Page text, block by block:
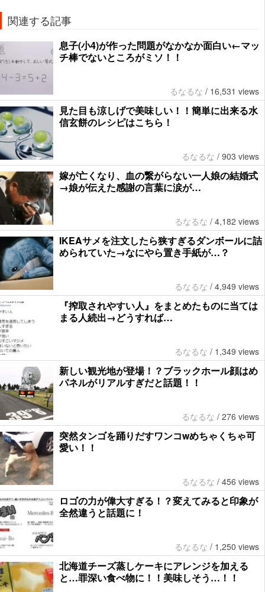
関連する記事
息子(小4)が作った問題がなかなか面白い←マッ
チ棒でないところがミソ！！
るなるな / 16,531 views
見た目も涼しげで美味しい！！簡単に出来る水
信玄餅のレシピはこちら！
るなるな / 903 views
嫁が亡くなり、血の繋がらない一人娘の結婚式
→娘が伝えた感謝の言葉に涙が…
るなるな / 4,182 views
IKEAサメを注文したら狭すぎるダンボールに詰
められていた→なにやら置き手紙が…？
るなるな / 4,949 views
『搾取されやすい人』をまとめたものに当ては
まる人続出→どうすれば…
るなるな / 1,349 views
新しい観光地が登場！？ブラックホール顔はめ
パネルがリアルすぎだと話題！！
るなるな / 276 views
突然タンゴを踊りだすワンコwめちゃくちゃ可
愛い！！
るなるな / 456 views
ロゴの力が偉大すぎる！？変えてみると印象が
全然違うと話題に！
るなるな / 1,250 views
北海道チーズ蒸しケーキにアレンジを加える
と…罪深い食べ物に！！美味しそう…！！